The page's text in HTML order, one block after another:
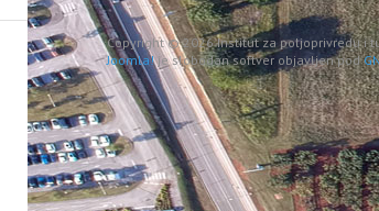
Copyright © 2026 Institut za poljoprivredu i
Joomla!je slobodan softver objavljen pod